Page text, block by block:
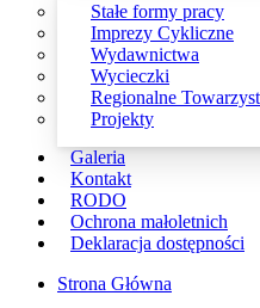
Stałe formy pracy
Imprezy Cykliczne
Wydawnictwa
Wycieczki
Regionalne
Projekty
Galeria
Kontakt
RODO
Ochrona małoletnich
Deklaracja dostępności
Strona Główna